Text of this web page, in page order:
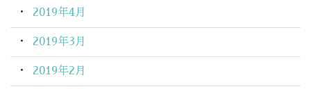
2019年4月
2019年3月
2019年2月